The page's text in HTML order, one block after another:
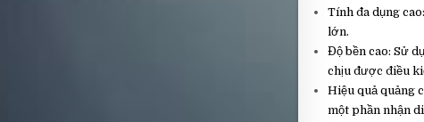
Tính đa dụng
lớn.
Độ bền cao: Sử
chịu được điều
Hiệu quả quảng
một phần nhận